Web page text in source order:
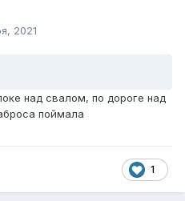
2021
над свалом, по дороге над
поймала
1